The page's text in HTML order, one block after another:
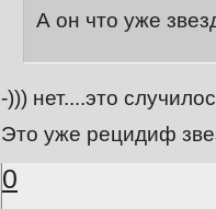
А он что уже
-))) нет....это
Это уже рецидиф
0